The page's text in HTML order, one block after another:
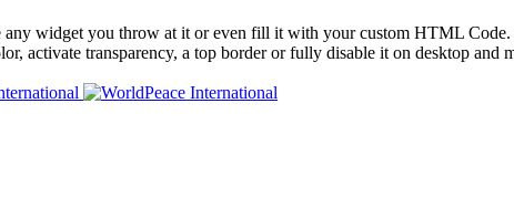
widget you throw at it or even fill it with your custom HTML
activate transparency, a top border or fully disable it on desktop and